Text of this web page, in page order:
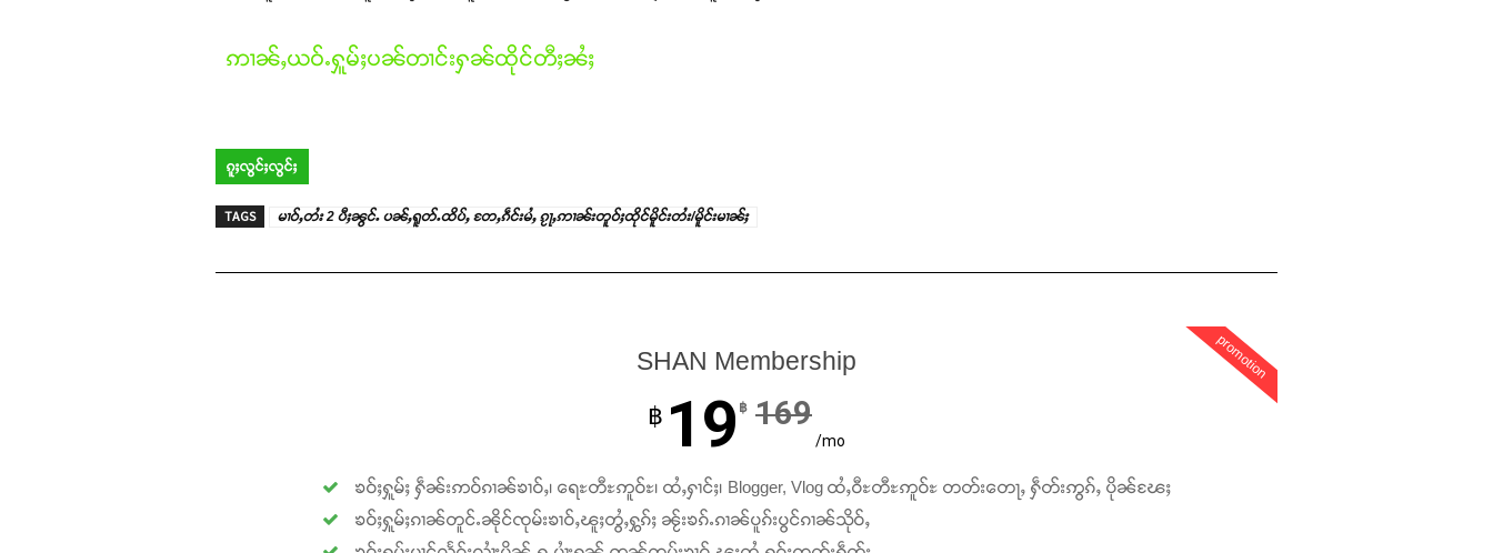
ဢၢၼ်ႇယဝ်ႉႁူမ်ႈပၼ်တၢင်းႁၼ်ထိုင်တီႈၼႆႈ
ၵူႈလွင်ႈလွင်ႈ
TAGS မၢဝ်ႇတႆး 2 ပီႈၼွင်ႉ ပၼ်ႇရူတ်ႉထိပ်ႇ တႄႇၵဵင်းမႆႇ ၵႂႃႇဢၢၼ်းတူဝ်ႈထိုင်မိူင်းတႆး/မိူင်းမၢၼ်ႈ
promotion
SHAN Membership
฿ 19 ฿ 169
/mo
ၶဝ်ႈႁူမ်ႈ ႁဵၼ်းဢဝ်ၵၢၼ်ၶၢဝ်ႇ၊ ရေႊတီႊဢူဝ်ႊ၊ ထႆႇႁၢင်ႈ၊ Blogger, Vlog ထႆႇဝီႊတီႊဢူဝ်ႊ တတ်းတေႃႇ ႁဵတ်းဢွၵ်ႇ ပိုၼ်ၽႄႈ
ၶဝ်ႈႁူမ်ႈၵၢၼ်တူင်ႉၼိုင်ၸုမ်းၶၢဝ်ႇၽူႈတွႆႇႁွၵ်ႈ ၼႂ်းၶၵ်ႉၵၢၼ်ပူၵ်းပွင်ၵၢၼ်သိုဝ်ႇ